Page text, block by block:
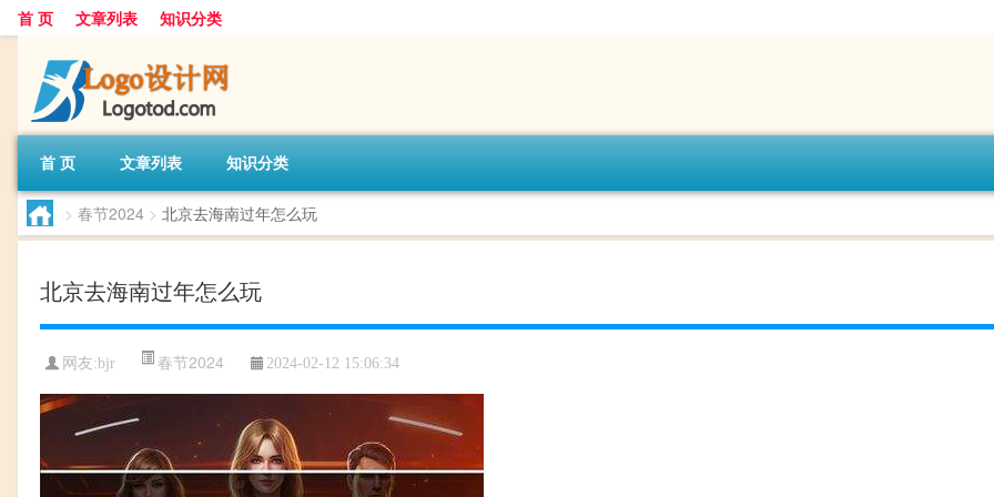
首 页 文章列表 知识分类
首 页 文章列表 知识分类
> 春节2024 > 北京去海南过年怎么玩
北京去海南过年怎么玩
网友:bjr 春节2024 2024-02-12 15:06:34